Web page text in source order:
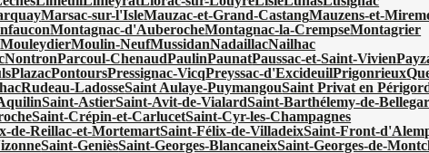
Marsac-sur-l'IsleMauzac-et-Grand-CastangMauzens-et-
Montagnac-d'AuberocheMontagnac-la-CrempseMontagrier
MouleydierMoulin-NeufMussidanNadaillacNailhac
NontronParcoul-ChenaudPaulinPaunatPaussac-et-Saint-Vivien
PlazacPontoursPressignac-VicqPreyssac-d'ExcideuilPrigonrieux
Rudeau-LadosseSaint Aulaye-PuymangouSaint Privat en
Saint-AstierSaint-Avit-de-VialardSaint-Barthélemy-de-
Saint-Crépin-et-CarlucetSaint-Cyr-les-Champagnes
de-Reillac-et-MortemartSaint-Félix-de-VilladeixSaint-Front-
Saint-GenièsSaint-Georges-BlancaneixSaint-Georges-de-